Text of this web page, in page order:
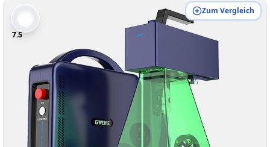
7.5
Zum Vergleich